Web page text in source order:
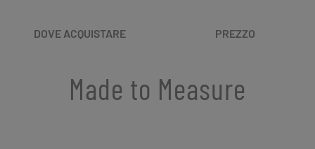
DOVE ACQUISTARE PREZZO
Made to Measure